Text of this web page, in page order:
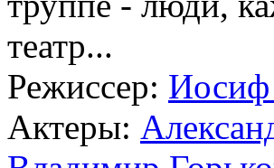
театр...
Режиссер:
Актеры: